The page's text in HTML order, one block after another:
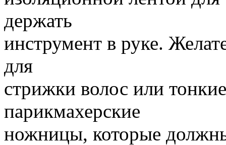
держать
инструмент в руке.
для
стрижки волос или
парикмахерские
ножницы, которые